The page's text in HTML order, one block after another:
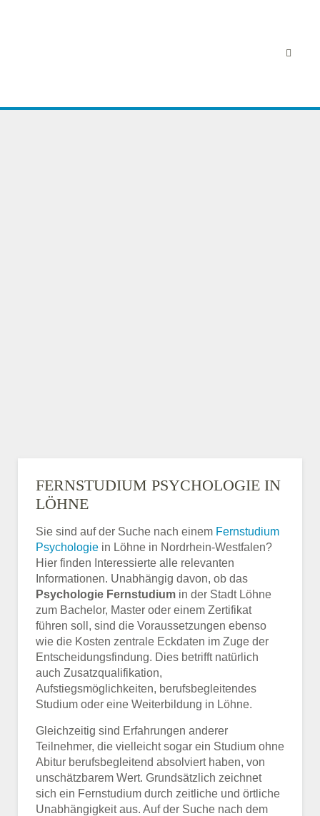
FERNSTUDIUM PSYCHOLOGIE IN
LÖHNE
Sie sind auf der Suche nach einem Fernstudium
Psychologie in Löhne in Nordrhein-Westfalen?
Hier finden Interessierte alle relevanten
Informationen. Unabhängig davon, ob das
Psychologie Fernstudium in der Stadt Löhne
zum Bachelor, Master oder einem Zertifikat
führen soll, sind die Voraussetzungen ebenso
wie die Kosten zentrale Eckdaten im Zuge der
Entscheidungsfindung. Dies betrifft natürlich
auch Zusatzqualifikation,
Aufstiegsmöglichkeiten, berufsbegleitendes
Studium oder eine Weiterbildung in Löhne.
Gleichzeitig sind Erfahrungen anderer
Teilnehmer, die vielleicht sogar ein Studium ohne
Abitur berufsbegleitend absolviert haben, von
unschätzbarem Wert. Grundsätzlich zeichnet
sich ein Fernstudium durch zeitliche und örtliche
Unabhängigkeit aus. Auf der Suche nach dem